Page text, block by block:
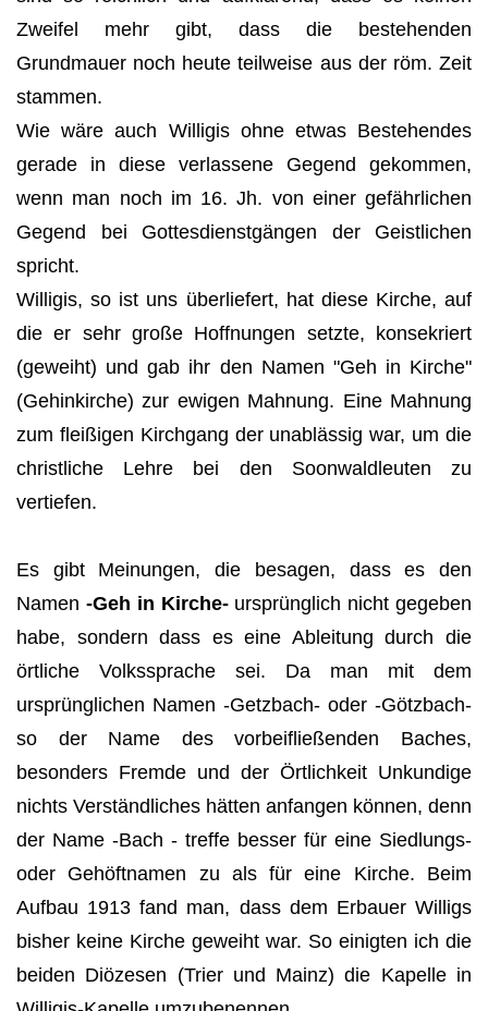
Zweifel mehr gibt, dass die bestehenden
Grundmauer noch heute teilweise aus der röm. Zeit
stammen.
Wie wäre auch Willigis ohne etwas Bestehendes
gerade in diese verlassene Gegend gekommen,
wenn man noch im 16. Jh. von einer gefährlichen
Gegend bei Gottesdienstgängen der Geistlichen
spricht.
Willigis, so ist uns überliefert, hat diese Kirche, auf
die er sehr große Hoffnungen setzte, konsekriert
(geweiht) und gab ihr den Namen "Geh in Kirche"
(Gehinkirche) zur ewigen Mahnung. Eine Mahnung
zum fleißigen Kirchgang der unablässig war, um die
christliche Lehre bei den Soonwaldleuten zu
vertiefen.
Es gibt Meinungen, die besagen, dass es den
Namen -Geh in Kirche-ursprünglich nicht gegeben
habe, sondern dass es eine Ableitung durch die
örtliche Volkssprache sei. Da man mit dem
ursprünglichen Namen -Getzbach- oder -Götzbach-
so der Name des vorbeifließenden Bach­es,
besonders Fremde und der Örtlichkeit Unkundige
nichts Verständliches hätten anfangen können, denn
der Name -Bach - treffe besser für eine Siedlungs-
oder Gehöftnamen zu als für eine Kirche. Beim
Aufbau 1913 fand man, dass dem Erbauer Willigs
bisher keine Kirche geweiht war. So einigten ich die
beiden Diözesen (Trier und Mainz) die Kapelle in